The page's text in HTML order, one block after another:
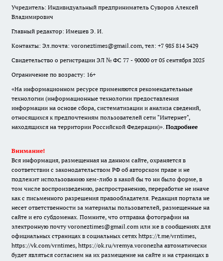
Учредитель: Индивидуальный предприниматель Суворов Алексей
Владимирович
Главный редактор: Имешев Э. И.
Контакты: Эл.почта: voroneztimes@gmail.com, тел: +7 985 814 3429
Свидетельство о регистрации ЭЛ № ФС 77 - 90000 от 05 сентября 2025
Ограничение по возрасту: 16+
«На информационном ресурсе применяются рекомендательные
технологии (информационные технологии предоставления
информации на основе сбора, систематизации и анализа сведений,
относящихся к предпочтениям пользователей сети "Интернет",
находящихся на территории Российской Федерации)». Подробнее
Внимание!
Вся информация, размещенная на данном сайте, охраняется в
соответствии с законодательством РФ об авторском праве и не
подлежит использованию кем-либо в какой бы то ни было форме, в
том числе воспроизведению, распространению, переработке не иначе
как с письменного разрешения правообладателя. Редакция портала не
несет ответственности за материалы пользователей, размещенные на
сайте и его субдоменах. Помните, что отправка фотографии на
электронную почту voroneztimes@gmail.com или же в сообщениях для
официальных страницах в социальных сетях https://t.me/vrntimes,
https://vk.com/vrntimes, https://ok.ru/vremya.voronezha автоматически
будет являться согласием на их размещение на сайте и на страницах в